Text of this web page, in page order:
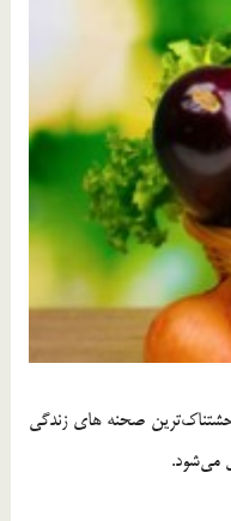
وحشتناک‌ترین صحنه های زندگی
می‌شود.